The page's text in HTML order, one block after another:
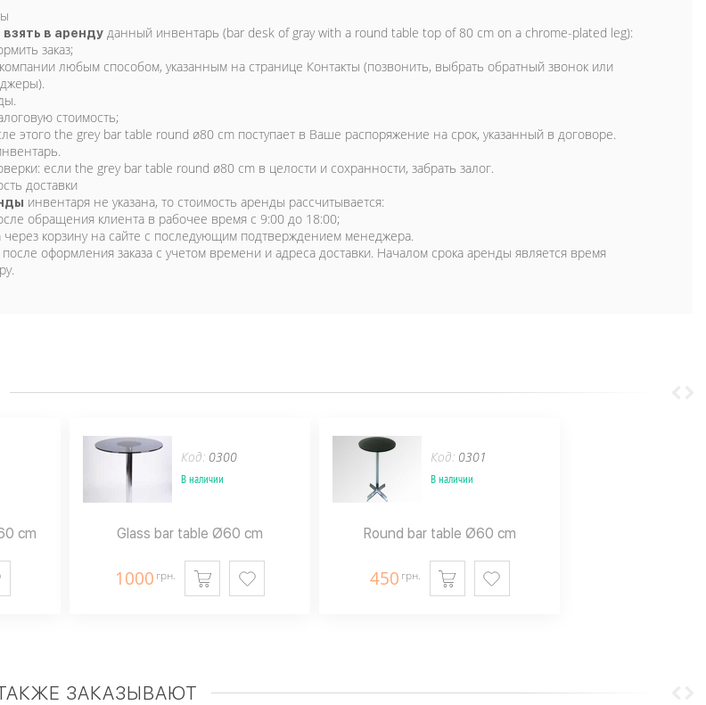
взять в аренду данный инвентарь (bar desk of gray with a round table top of 80 cm on a chrome-plated leg):
заказ;
любым способом, указанным на странице Контакты (позвонить, выбрать обратный звонок или
стоимость;
этого the grey bar table round ø80 cm поступает в Ваше распоряжение на срок, указанный в договоре.
если the grey bar table round ø80 cm в целости и сохранности, забрать залог.
доставки
инвентаря не указана, то стоимость аренды рассчитывается:
обращения клиента в рабочее время с 9:00 до 18:00;
через корзину на сайте с последующим подтверждением менеджера.
после оформления заказа с учетом времени и адреса доставки. Началом срока аренды является время
cm
Код: 0300
В наличии
Glass bar table Ø60 cm
1000 грн.
Код: 0301
В наличии
Round bar table Ø60 cm
450 грн.
ЗАКАЗЫВАЮТ